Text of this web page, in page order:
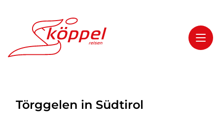
Highlights
Törggelen in Südtirol